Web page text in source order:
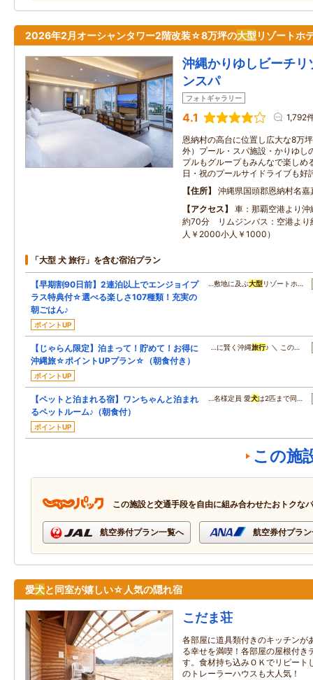
2026年2月オーシャンタワー2階改装☆8万坪の大型 リゾートホ
沖縄かりゆしビーチリ
ンスパ
フォトギャラリー
4.1 1,792
恩納村の高台に位置し広大な8万
外）プール・スパ施設・かりゆし
プルもグループもみんなで楽しめ
日・祝のプールサイドライブも好
住所
沖縄県国頭郡恩納村名
アクセス
車：那覇空港より
約70分 リムジンバス：空港より
人￥2000小人￥1000）
「大型 犬 旅行」を含む宿泊プラン
【早期割90日前】2連泊以上でエンジョイプ
ラス特典付☆選べる楽しさ107種類！充実の
朝ごはん♪
ポイントUP
…敷地に及ぶ大型リゾートホ…
【じゃらん限定】泊まって！貯めて！お得に
沖縄旅☆ポイントUPプラン☆（朝食付き）
ポイントUP
…に賢く沖縄旅行♪ ＼ この…
【ペットと泊まれる宿】ワンちゃんと泊まれ
るペットルーム♪（朝食付）
ポイントUP
…名様定員 愛犬は2匹まで同…
この施
この施設と交通手段を自由に組み合わせたおトクな
航空券付プラン一覧へ 航空券付プラ
愛犬と同室が嬉しい☆人気の隠れ宿
こだま荘
各部屋に道具類付きのキッチンが
る幸せを満喫！各部屋の屋根付き
す。食材持ち込みＯＫでリピート
のトレーラーハウスも大人気！